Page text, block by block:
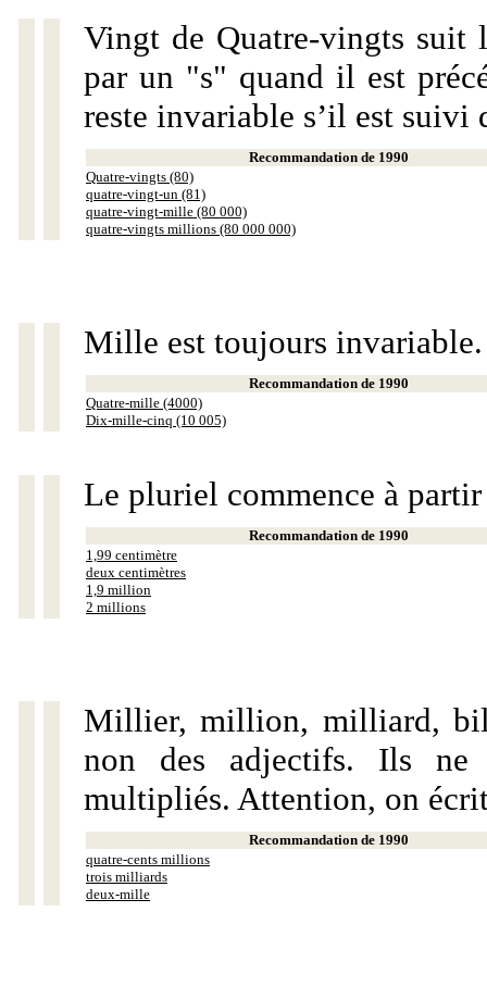
Vingt de Quatre-vingts suit
par un "s" quand il est
reste invariable s’il est suivi
Recommandation de 1990
Quatre-vingts (80)
quatre-vingt-un (81)
quatre-vingt-mille (80 000)
quatre-vingts millions (80 000 000)
Mille est toujours invariable.
Recommandation de 1990
Quatre-mille (4000)
Dix-mille-cinq (10 005)
Le pluriel commence à
Recommandation de 1990
1,99 centimètre
deux centimètres
1,9 million
2 millions
Millier, million, milliard,
non des adjectifs. Ils ne
multipliés. Attention, on
Recommandation de 1990
quatre-cents millions
trois milliards
deux-mille